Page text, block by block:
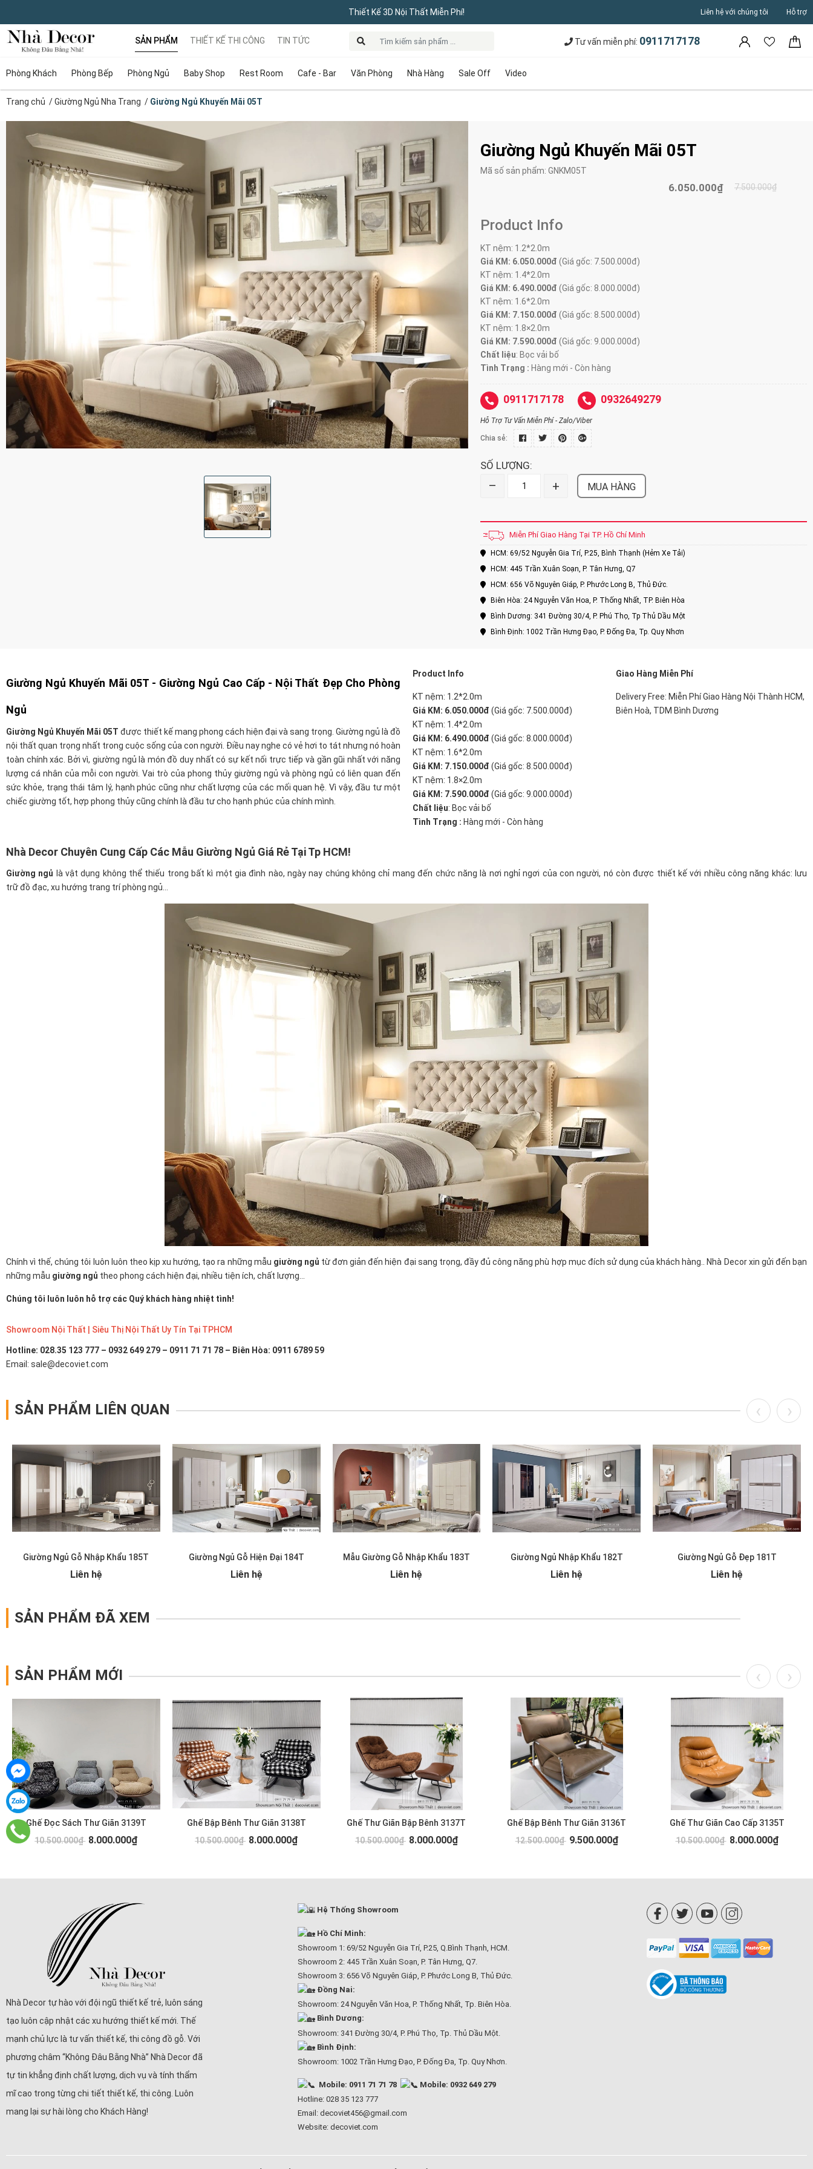
Thiết Kế 3D Nội Thất Miễn Phí! Liên hệ với chúng tôi Hỗ trợ
SẢN PHẨM
Phòng Khách Phòng Bếp Phòng Ngủ Baby Shop Rest Room Cafe - Bar Văn Phòng Nhà Hàng Sale Off Video
THIẾT KẾ THI CÔNG TIN TỨC Tư vấn miễn phí: 0911717178
Trang chủ /Giường Ngủ Nha Trang / Giường Ngủ Khuyến Mãi 05T
Giường Ngủ Khuyến Mãi 05T
Mã số sản phẩm: GNKM05T
6.050.000₫ 7.500.000₫
Product Info
KT nệm: 1.2*2.0m
Giá KM: 6.050.000đ (Giá gốc: 7.500.000đ)
KT nệm: 1.4*2.0m
Giá KM: 6.490.000đ (Giá gốc: 8.000.000đ)
KT nệm: 1.6*2.0m
Giá KM: 7.150.000đ (Giá gốc: 8.500.000đ)
KT nệm: 1.8×2.0m
Giá KM: 7.590.000đ (Giá gốc: 9.000.000đ)
Chất liệu: Bọc vải bố
Tình Trạng : Hàng mới - Còn hàng
0911717178 0932649279
Hỗ Trợ Tư Vấn Miễn Phí - Zalo/Viber
Chia sẻ:
SỐ LƯỢNG:
– + MUA HÀNG
Miễn Phí Giao Hàng Tại TP. Hồ Chí Minh
HCM: 69/52 Nguyễn Gia Trí, P.25, Bình Thạnh (Hẻm Xe Tải)
HCM: 445 Trần Xuân Soạn, P. Tân Hưng, Q7
HCM: 656 Võ Nguyên Giáp, P. Phước Long B, Thủ Đức.
Biên Hòa: 24 Nguyễn Văn Hoa, P. Thống Nhất, TP. Biên Hòa
Bình Dương: 341 Đường 30/4, P. Phú Thọ, Tp Thủ Dầu Một
Bình Định: 1002 Trần Hưng Đạo, P. Đống Đa, Tp. Quy Nhơn
Giường Ngủ Khuyến Mãi 05T - Giường Ngủ Cao Cấp - Nội Thất Đẹp Cho Phòng
Ngủ
Giường Ngủ Khuyến Mãi 05T được thiết kế mang phong cách hiện đại và sang trọng. Giường ngủ là đồ
nội thất quan trọng nhất trong cuộc sống của con người. Điều nay nghe có vẻ hơi to tát nhưng nó hoàn
toàn chính xác. Bởi vì, giường ngủ là món đồ duy nhất có sự kết nối trực tiếp và gần gũi nhất với năng
lượng cá nhân của mỗi con người. Vai trò của phong thủy giường ngủ và phòng ngủ có liên quan đến
sức khỏe, trạng thái tâm lý, hạnh phúc cũng như chất lượng của các mối quan hệ. Vì vậy, đầu tư một
chiếc giường tốt, hợp phong thủy cũng chính là đầu tư cho hạnh phúc của chính mình.
Product Info
KT nệm: 1.2*2.0m
Giá KM: 6.050.000đ (Giá gốc: 7.500.000đ)
KT nệm: 1.4*2.0m
Giá KM: 6.490.000đ (Giá gốc: 8.000.000đ)
KT nệm: 1.6*2.0m
Giá KM: 7.150.000đ (Giá gốc: 8.500.000đ)
KT nệm: 1.8×2.0m
Giá KM: 7.590.000đ (Giá gốc: 9.000.000đ)
Chất liệu: Bọc vải bố
Tình Trạng : Hàng mới - Còn hàng
Giao Hàng Miễn Phí
Delivery Free: Miễn Phí Giao Hàng Nội Thành HCM,
Biên Hoà, TDM Bình Dương
Nhà Decor Chuyên Cung Cấp Các Mẫu Giường Ngủ Giá Rẻ Tại Tp HCM!
Giường ngủ là vật dụng không thể thiếu trong bất kì một gia đình nào, ngày nay chúng không chỉ mang đến chức năng là nơi nghỉ ngơi của con người, nó còn được thiết kế với nhiều công năng khác: lưu
trữ đồ đạc, xu hướng trang trí phòng ngủ...
Chính vì thế, chúng tôi luôn luôn theo kịp xu hướng, tạo ra những mẫu giường ngủ từ đơn giản đến hiện đại sang trọng, đầy đủ công năng phù hợp mục đích sử dụng của khách hàng.. Nhà Decor xin gửi đến bạn
những mẫu giường ngủ theo phong cách hiện đại, nhiều tiện ích, chất lượng...
Chúng tôi luôn luôn hỗ trợ các Quý khách hàng nhiệt tình!
Showroom Nội Thất | Siêu Thị Nội Thất Uy Tín Tại TPHCM
Hotline: 028.35 123 777 – 0932 649 279 – 0911 71 71 78 – Biên Hòa: 0911 6789 59
Email: sale@decoviet.com
SẢN PHẨM LIÊN QUAN
Giường Ngủ Gỗ Nhập Khẩu 185T
Liên hệ
Giường Ngủ Gỗ Hiện Đại 184T
Liên hệ
Mẫu Giường Gỗ Nhập Khẩu 183T
Liên hệ
Giường Ngủ Nhập Khẩu 182T
Liên hệ
Giường Ngủ Gỗ Đẹp 181T
Liên hệ
SẢN PHẨM ĐÃ XEM
SẢN PHẨM MỚI
Ghế Đọc Sách Thư Giãn 3139T
10.500.000₫ 8.000.000₫
Ghế Bập Bênh Thư Giãn 3138T
10.500.000₫ 8.000.000₫
Ghế Thư Giãn Bập Bênh 3137T
10.500.000₫ 8.000.000₫
Ghế Bập Bênh Thư Giãn 3136T
12.500.000₫ 9.500.000₫
Ghế Thư Giãn Cao Cấp 3135T
10.500.000₫ 8.000.000₫
Nhà Decor tự hào với đội ngũ thiết kế trẻ, luôn sáng
tạo luôn cập nhật các xu hướng thiết kế mới. Thế
mạnh chủ lực là tư vấn thiết kế, thi công đồ gỗ. Với
phương châm “Không Đâu Bằng Nhà” Nhà Decor đã
tự tin khẳng định chất lượng, dịch vụ và tính thẩm
mĩ cao trong từng chi tiết thiết kế, thi công. Luôn
mang lại sự hài lòng cho Khách Hàng!
Hệ Thống Showroom
Hồ Chí Minh:
Showroom 1: 69/52 Nguyễn Gia Trí, P.25, Q.Bình Thạnh, HCM.
Showroom 2: 445 Trần Xuân Soạn, P. Tân Hưng, Q7.
Showroom 3: 656 Võ Nguyên Giáp, P. Phước Long B, Thủ Đức.
Đồng Nai:
Showroom: 24 Nguyễn Văn Hoa, P. Thống Nhất, Tp. Biên Hòa.
Bình Dương:
Showroom: 341 Đường 30/4, P. Phú Thọ, Tp. Thủ Dầu Một.
Bình Định:
Showroom: 1002 Trần Hưng Đạo, P. Đống Đa, Tp. Quy Nhơn.
Mobile: 0911 71 71 78
Mobile: 0932 649 279
Hotline: 028 35 123 777
Email: decoviet456@gmail.com
Website:decoviet.com